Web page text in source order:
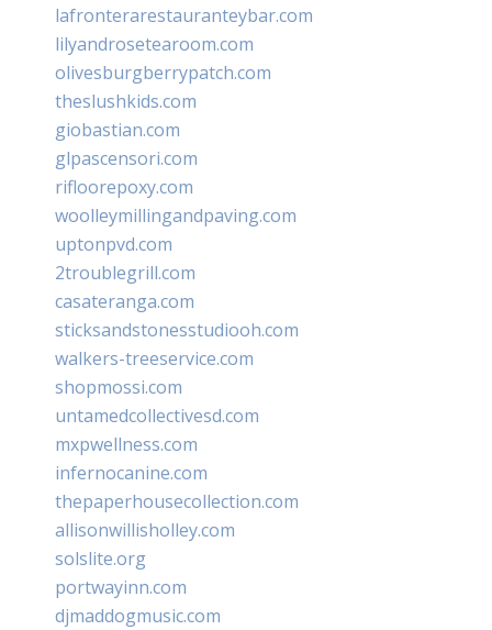
lafronterarestauranteybar.com
lilyandrosetearoom.com
olivesburgberrypatch.com
theslushkids.com
giobastian.com
glpascensori.com
rifloorepoxy.com
woolleymillingandpaving.com
uptonpvd.com
2troublegrill.com
casateranga.com
sticksandstonesstudiooh.com
walkers-treeservice.com
shopmossi.com
untamedcollectivesd.com
mxpwellness.com
infernocanine.com
thepaperhousecollection.com
allisonwillisholley.com
solslite.org
portwayinn.com
djmaddogmusic.com